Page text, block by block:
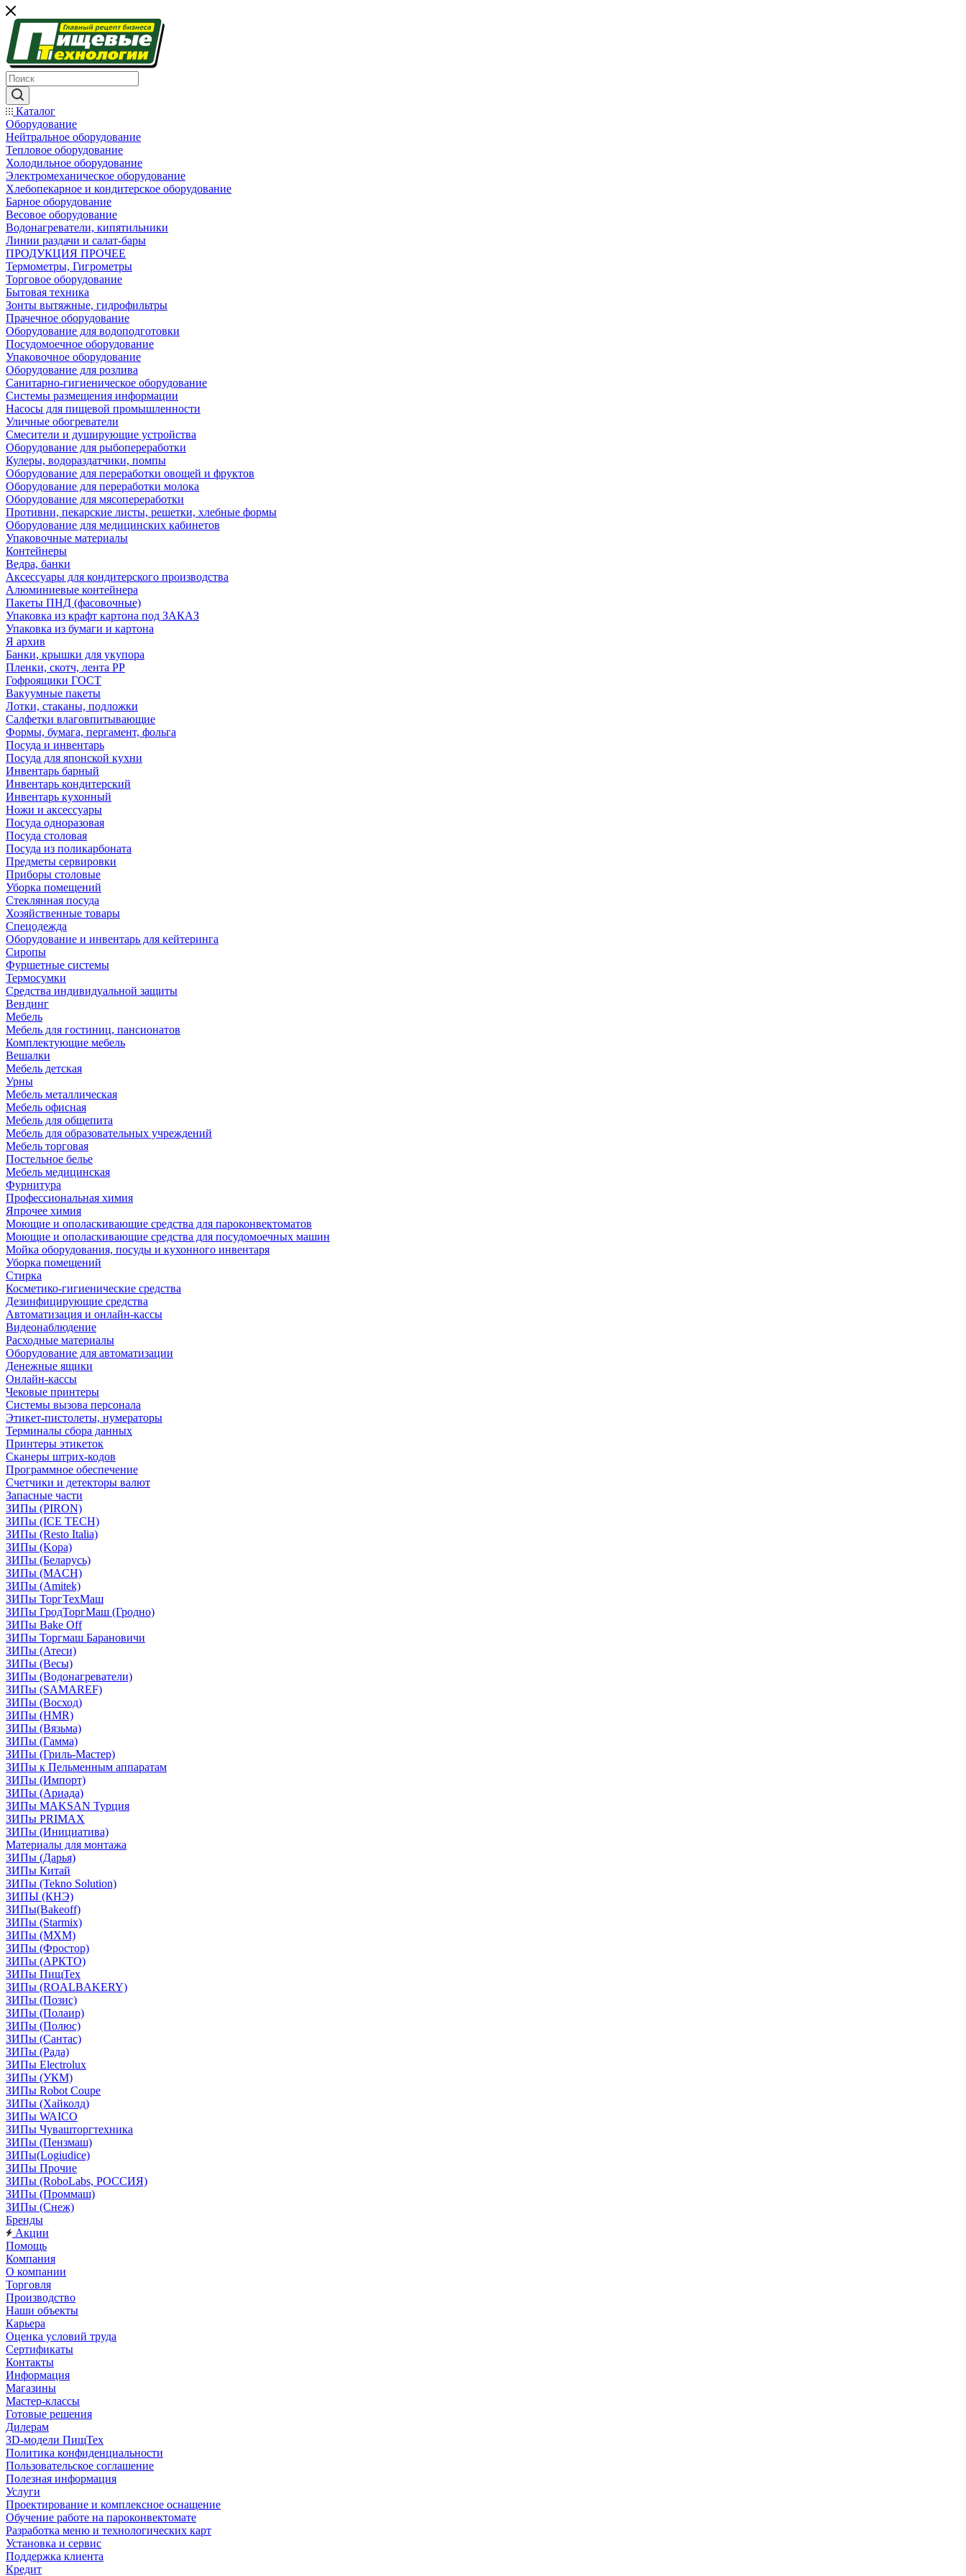
Каталог
Оборудование
Нейтральное оборудование
Тепловое оборудование
Холодильное оборудование
Электромеханическое оборудование
Хлебопекарное и кондитерское оборудование
Барное оборудование
Весовое оборудование
Водонагреватели, кипятильники
Линии раздачи и салат-бары
ПРОДУКЦИЯ ПРОЧЕЕ
Термометры, Гигрометры
Торговое оборудование
Бытовая техника
Зонты вытяжные, гидрофильтры
Прачечное оборудование
Оборудование для водоподготовки
Посудомоечное оборудование
Упаковочное оборудование
Оборудование для розлива
Санитарно-гигиеническое оборудование
Системы размещения информации
Насосы для пищевой промышленности
Уличные обогреватели
Смесители и душирующие устройства
Оборудование для рыбопереработки
Кулеры, водораздатчики, помпы
Оборудование для переработки овощей и фруктов
Оборудование для переработки молока
Оборудование для мясопереработки
Противни, пекарские листы, решетки, хлебные формы
Оборудование для медицинских кабинетов
Упаковочные материалы
Контейнеры
Ведра, банки
Аксессуары для кондитерского производства
Алюминиевые контейнера
Пакеты ПНД (фасовочные)
Упаковка из крафт картона под ЗАКАЗ
Упаковка из бумаги и картона
Я архив
Банки, крышки для укупора
Пленки, скотч, лента РР
Гофроящики ГОСТ
Вакуумные пакеты
Лотки, стаканы, подложки
Салфетки влаговпитывающие
Формы, бумага, пергамент, фольга
Посуда и инвентарь
Посуда для японской кухни
Инвентарь барный
Инвентарь кондитерский
Инвентарь кухонный
Ножи и аксессуары
Посуда одноразовая
Посуда столовая
Посуда из поликарбоната
Предметы сервировки
Приборы столовые
Уборка помещений
Стеклянная посуда
Хозяйственные товары
Спецодежда
Оборудование и инвентарь для кейтеринга
Сиропы
Фуршетные системы
Термосумки
Средства индивидуальной защиты
Вендинг
Мебель
Мебель для гостиниц, пансионатов
Комплектующие мебель
Вешалки
Мебель детская
Урны
Мебель металлическая
Мебель офисная
Мебель для общепита
Мебель для образовательных учреждений
Мебель торговая
Постельное белье
Мебель медицинская
Фурнитура
Профессиональная химия
Япрочее химия
Моющие и ополаскивающие средства для пароконвектоматов
Моющие и ополаскивающие средства для посудомоечных машин
Мойка оборудования, посуды и кухонного инвентаря
Уборка помещений
Стирка
Косметико-гигиенические средства
Дезинфицирующие средства
Автоматизация и онлайн-кассы
Видеонаблюдение
Расходные материалы
Оборудование для автоматизации
Денежные ящики
Онлайн-кассы
Чековые принтеры
Системы вызова персонала
Этикет-пистолеты, нумераторы
Терминалы сбора данных
Принтеры этикеток
Сканеры штрих-кодов
Программное обеспечение
Счетчики и детекторы валют
Запасные части
ЗИПы (PIRON)
ЗИПы (ICE TECH)
ЗИПы (Resto Italia)
ЗИПы (Kopa)
ЗИПы (Беларусь)
ЗИПы (MACH)
ЗИПы (Amitek)
ЗИПы ТоргТехМаш
ЗИПы ГродТоргМаш (Гродно)
ЗИПы Bake Off
ЗИПы Торгмаш Барановичи
ЗИПы (Атеси)
ЗИПы (Весы)
ЗИПы (Водонагреватели)
ЗИПы (SAMAREF)
ЗИПы (Восход)
ЗИПы (HMR)
ЗИПы (Вязьма)
ЗИПы (Гамма)
ЗИПы (Гриль-Мастер)
ЗИПы к Пельменным аппаратам
ЗИПы (Импорт)
ЗИПы (Ариада)
ЗИПы MAKSAN Турция
ЗИПы PRIMAX
ЗИПы (Инициатива)
Материалы для монтажа
ЗИПы (Дарья)
ЗИПы Китай
ЗИПы (Tekno Solution)
ЗИПЫ (КНЭ)
ЗИПы(Bakeoff)
ЗИПы (Starmix)
ЗИПы (МХМ)
ЗИПы (Фростор)
ЗИПы (АРКТО)
ЗИПы ПищТех
ЗИПы (ROALBAKERY)
ЗИПы (Позис)
ЗИПы (Полаир)
ЗИПы (Полюс)
ЗИПы (Сантас)
ЗИПы (Рада)
ЗИПы Electrolux
ЗИПы (УКМ)
ЗИПы Robot Coupe
ЗИПы (Хайколд)
ЗИПы WAICO
ЗИПы Чувашторгтехника
ЗИПы (Пензмаш)
ЗИПы(Logiudice)
ЗИПы Прочие
ЗИПы (RoboLabs, РОССИЯ)
ЗИПы (Проммаш)
ЗИПы (Снеж)
Бренды
Акции
Помощь
Компания
О компании
Торговля
Производство
Наши объекты
Карьера
Оценка условий труда
Сертификаты
Контакты
Информация
Магазины
Мастер-классы
Готовые решения
Дилерам
3D-модели ПищТех
Политика конфиденциальности
Пользовательское соглашение
Полезная информация
Услуги
Проектирование и комплексное оснащение
Обучение работе на пароконвектомате
Разработка меню и технологических карт
Установка и сервис
Поддержка клиента
Кредит